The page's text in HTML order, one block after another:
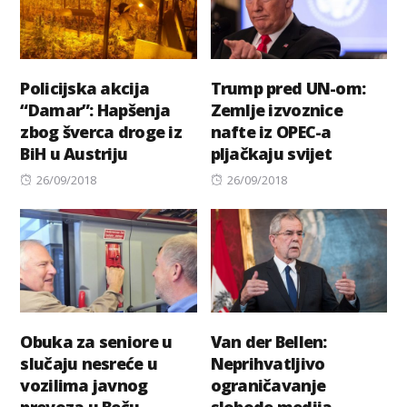
Policijska akcija
“Damar”: Hapšenja
zbog šverca droge iz
BiH u Austriju
Posted
26/09/2018
Trump pred UN-om:
Zemlje izvoznice
nafte iz OPEC-a
pljačkaju svijet
Posted
26/09/2018
Obuka za seniore u
slučaju nesreće u
vozilima javnog
Van der Bellen:
Neprihvatljivo
ograničavanje